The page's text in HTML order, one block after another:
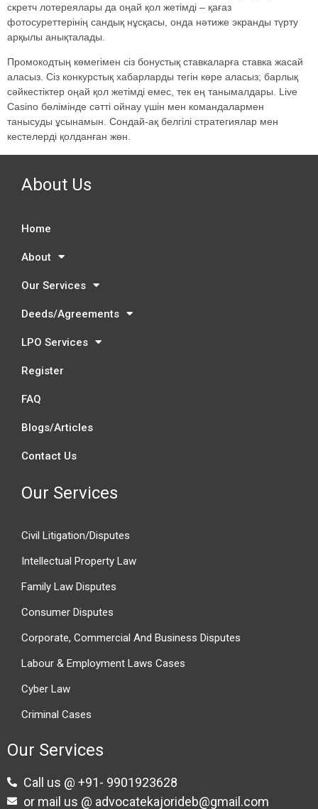
скретч лотереялары да оңай қол жетімді – қағаз
фотосуреттерінің сандық нұсқасы, онда нәтиже экранды түрту
арқылы анықталады.
Промокодтың көмегімен сіз бонустық ставкаларға ставка жасай
аласыз. Сіз конкурстық хабарларды тегін көре аласыз; барлық
сәйкестіктер оңай қол жетімді емес, тек ең танымалдары. Live
Casino бөлімінде сәтті ойнау үшін мен командалармен
танысуды ұсынамын. Сондай-ақ белгілі стратегиялар мен
кестелерді қолданған жөн.
About Us
Home
About
Our Services
Deeds/Agreements
LPO Services
Register
FAQ
Blogs/Articles
Contact Us
Our Services
Civil Litigation/Disputes
Intellectual Property Law
Family Law Disputes
Consumer Disputes
Corporate, Commercial And Business Disputes
Labour & Employment Laws Cases
Cyber Law
Criminal Cases
Our Services
Call us @ +91- 9901923628
or mail us @ advocatekajorideb@gmail.com